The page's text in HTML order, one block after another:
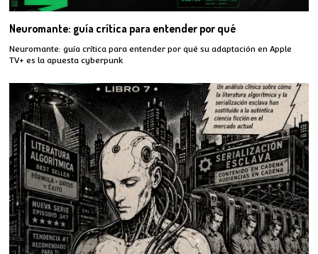
Neuromante: guía crítica para entender por qué
Neuromante: guía crítica para entender por qué su adaptación en Apple
TV+ es la apuesta cyberpunk